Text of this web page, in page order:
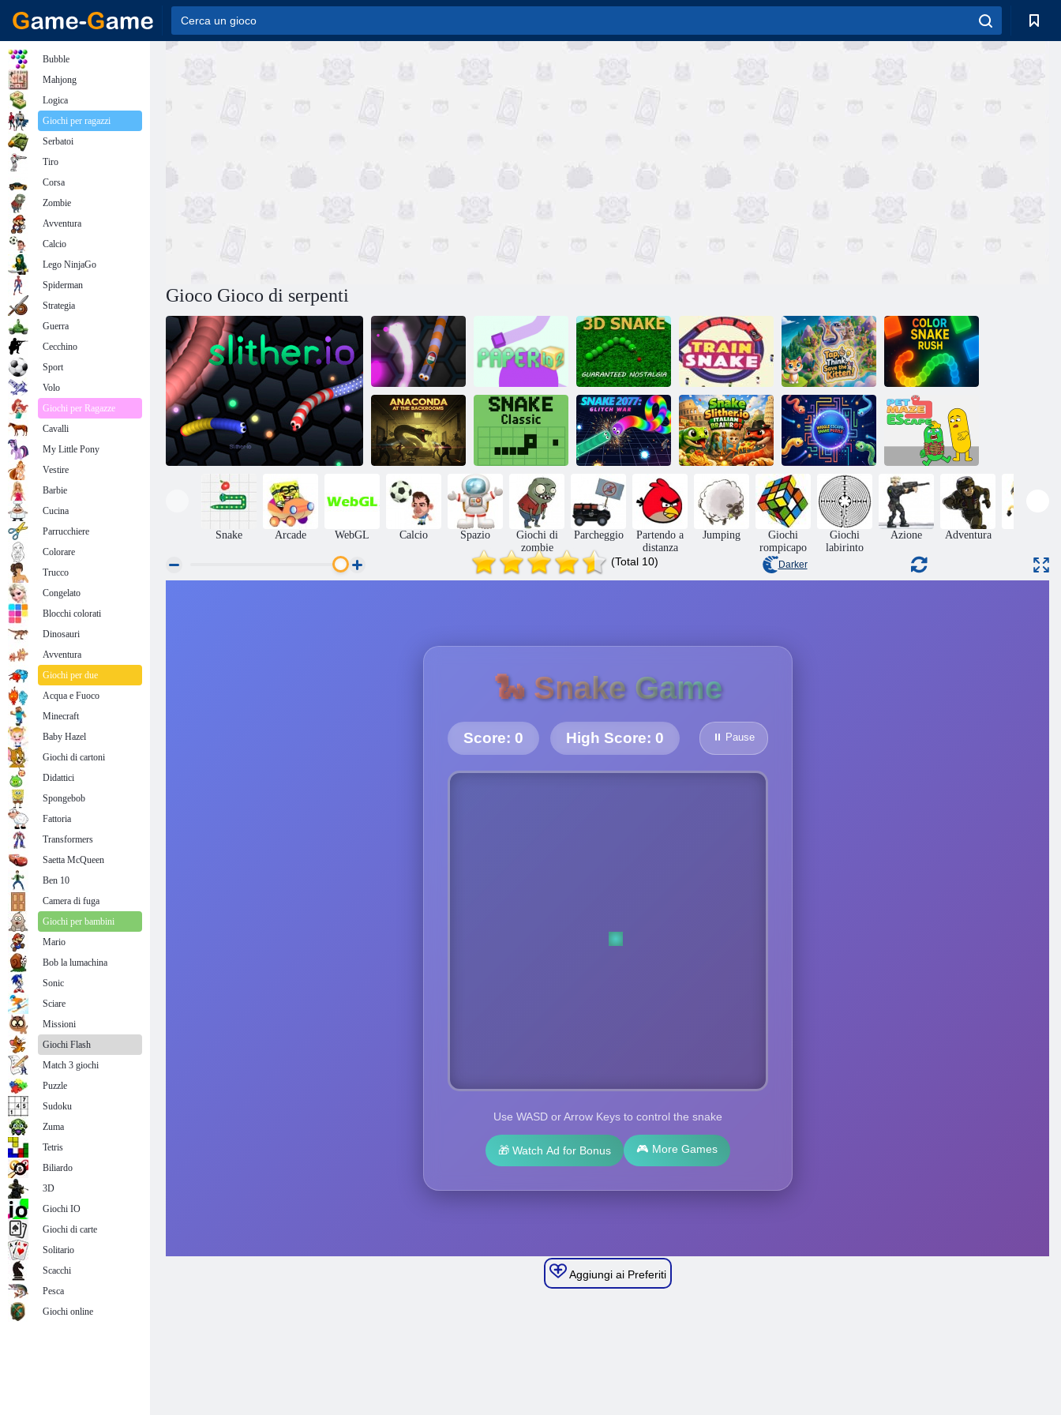
Gioco Gioco di serpenti
Wormania. io Carta. io 2 Snake 3D Snake di treno
Tocca, pensa,
salva il gattino!
Corsa al
serpente colorato
Anaconda dietro
le quinte
Classico del
serpente
Snake 2077:
Guerra glitch
Serpente
strisciante. io
Brainrot italiano
Fuga Wiggle:
puzzle del
serpente
Fuga dal
labirinto degli
domestici
Snake Arcade WebGL Calcio Spazio
Giochi di
zombie
Parcheggio
Partendo a
distanza
Jumping
Giochi
rompicapo
Giochi
labirinto
Azione Adventura
(Total 10) Darker
Aggiungi ai Preferiti
Bubble
Mahjong
Logica
Giochi per ragazzi
Serbatoi
Tiro
Corsa
Zombie
Avventura
Calcio
Lego NinjaGo
Spiderman
Strategia
Guerra
Cecchino
Sport
Volo
Giochi per Ragazze
Cavalli
My Little Pony
Vestire
Barbie
Cucina
Parrucchiere
Colorare
Trucco
Congelato
Blocchi colorati
Dinosauri
Avventura
Giochi per due
Acqua e Fuoco
Minecraft
Baby Hazel
Giochi di cartoni
Didattici
Spongebob
Fattoria
Transformers
Saetta McQueen
Ben 10
Camera di fuga
Giochi per bambini
Mario
Bob la lumachina
Sonic
Sciare
Missioni
Giochi Flash
Match 3 giochi
Puzzle
Sudoku
Zuma
Tetris
Biliardo
3D
Giochi IO
Giochi di carte
Solitario
Scacchi
Pesca
Giochi online